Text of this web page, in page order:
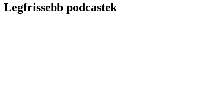
Legfrissebb podcastek